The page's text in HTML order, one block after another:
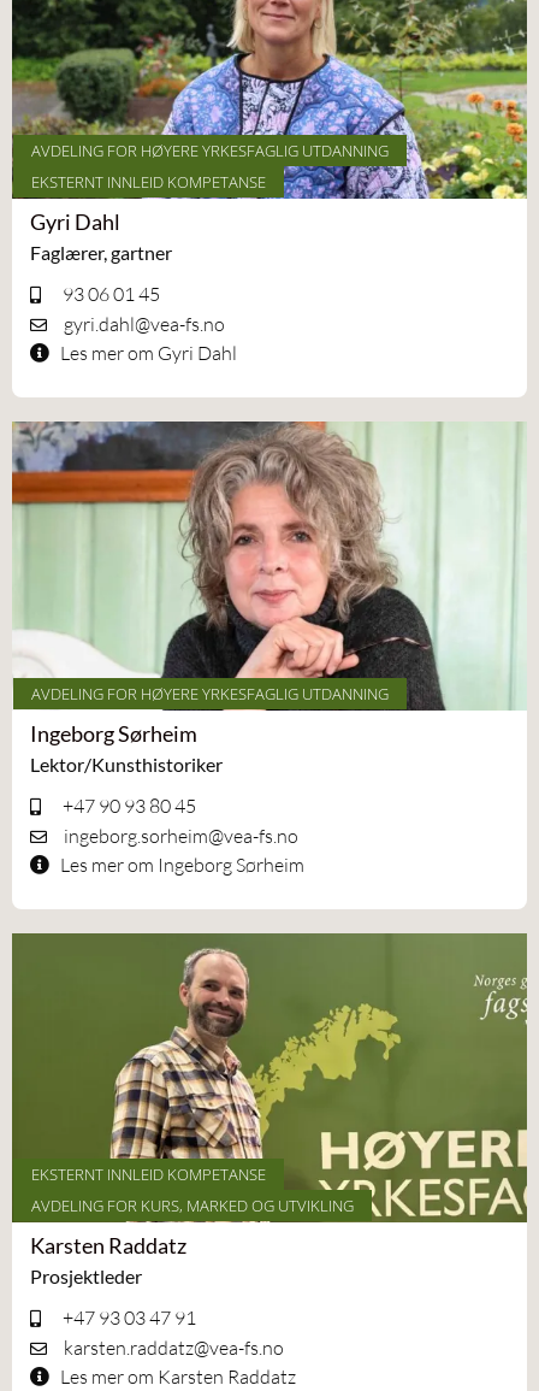
AVDELING FOR HØYERE YRKESFAGLIG UTDANNING
EKSTERNT INNLEID KOMPETANSE
Gyri Dahl
Faglærer, gartner
93 06 01 45
gyri.dahl@vea-fs.no
Les mer om Gyri Dahl
AVDELING FOR HØYERE YRKESFAGLIG UTDANNING
Ingeborg Sørheim
Lektor/Kunsthistoriker
+47 90 93 80 45
ingeborg.sorheim@vea-fs.no
Les mer om Ingeborg Sørheim
EKSTERNT INNLEID KOMPETANSE
AVDELING FOR KURS, MARKED OG UTVIKLING
Karsten Raddatz
Prosjektleder
+47 93 03 47 91
karsten.raddatz@vea-fs.no
Les mer om Karsten Raddatz